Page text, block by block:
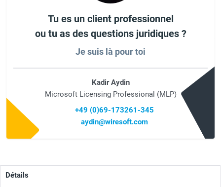
Tu es un client professionnel
ou tu as des questions juridiques ?
Je suis là pour toi
Kadir Aydin
Microsoft Licensing Professional (MLP)
+49 (0)69-173261-345
aydin@wiresoft.com
Détails